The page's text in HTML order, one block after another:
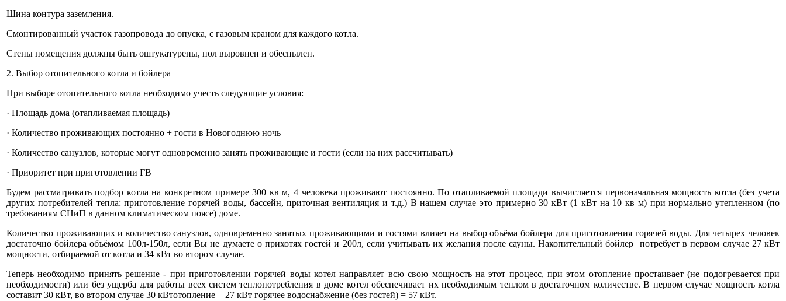
Шина контура заземления.
Смонтированный участок газопровода до опуска, с газовым краном для каждого котла.
Стены помещения должны быть оштукатурены, пол выровнен и обеспылен.
2. Выбор отопительного котла и бойлера
При выборе отопительного котла необходимо учесть следующие условия:
· Площадь дома (отапливаемая площадь)
· Количество проживающих постоянно + гости в Новогоднюю ночь
· Количество санузлов, которые могут одновременно занять проживающие и гости (если на них рассчитывать)
· Приоритет при приготовлении ГВ
Будем рассматривать подбор котла на конкретном примере 300 кв м, 4 человека проживают постоянно. По отапливаемой площади вычисляется первоначальная мощность котла (без учета
других потребителей тепла: приготовление горячей воды, бассейн, приточная вентиляция и т.д.) В нашем случае это примерно 30 кВт (1 кВт на 10 кв м) при нормально утепленном (по
требованиям СНиП в данном климатическом поясе) доме.
Количество проживающих и количество санузлов, одновременно занятых проживающими и гостями влияет на выбор объёма бойлера для приготовления горячей воды. Для четырех человек
достаточно бойлера объёмом 100л-150л, если Вы не думаете о прихотях гостей и 200л, если учитывать их желания после сауны. Накопительный бойлер потребует в первом случае 27 кВт
мощности, отбираемой от котла и 34 кВт во втором случае.
Теперь необходимо принять решение - при приготовлении горячей воды котел направляет всю свою мощность на этот процесс, при этом отопление простаивает (не подогревается при
необходимости) или без ущерба для работы всех систем теплопотребления в доме котел обеспечивает их необходимым теплом в достаточном количестве. В первом случае мощность котла
составит 30 кВт, во втором случае 30 кВтотопление + 27 кВт горячее водоснабжение (без гостей) = 57 кВт.